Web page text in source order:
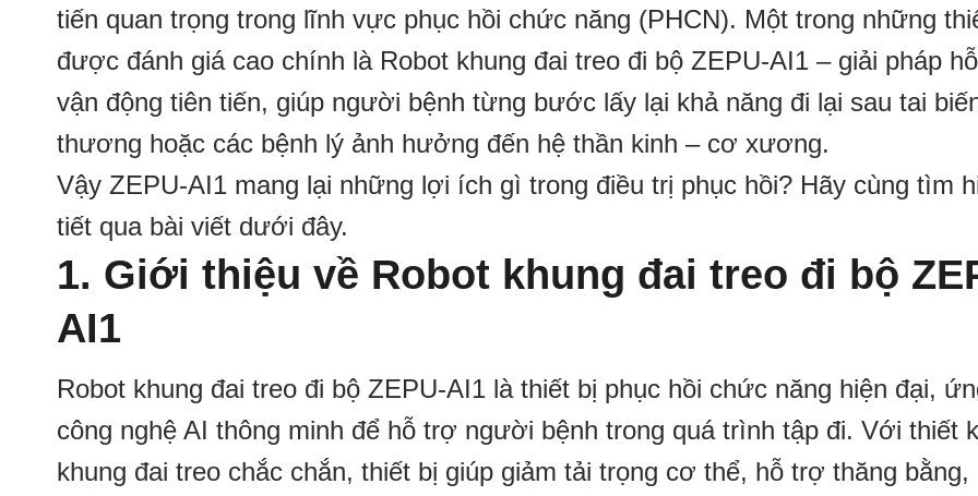
tiến quan trọng trong lĩnh vực phục hồi chức năng (PHCN). Một trong những
được đánh giá cao chính là Robot khung đai treo đi bộ ZEPU-AI1 – giải pháp
vận động tiên tiến, giúp người bệnh từng bước lấy lại khả năng đi lại sau tai
thương hoặc các bệnh lý ảnh hưởng đến hệ thần kinh – cơ xương.
Vậy ZEPU-AI1 mang lại những lợi ích gì trong điều trị phục hồi? Hãy cùng tìm
tiết qua bài viết dưới đây.
1. Giới thiệu về Robot khung đai treo đi bộ
AI1
Robot khung đai treo đi bộ ZEPU-AI1 là thiết bị phục hồi chức năng hiện đại,
công nghệ AI thông minh để hỗ trợ người bệnh trong quá trình tập đi. Với thiết
khung đai treo chắc chắn, thiết bị giúp giảm tải trọng cơ thể, hỗ trợ thăng bằng,